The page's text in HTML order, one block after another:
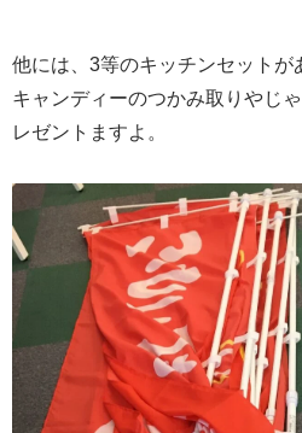
他には、3等のキッチンセットが
キャンディーのつかみ取りやじ
レゼントますよ。